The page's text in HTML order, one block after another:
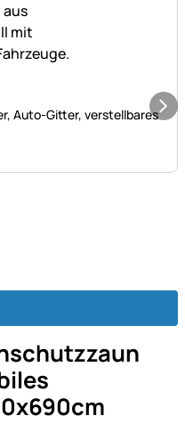
Auto-Gitter, verstellbares